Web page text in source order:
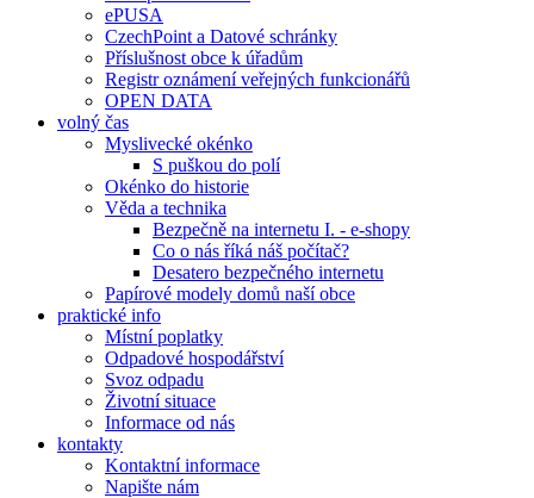
ePUSA
CzechPoint a Datové schránky
Příslušnost obce k úřadům
Registr oznámení veřejných funkcionářů
OPEN DATA
volný čas
Myslivecké okénko
S puškou do polí
Okénko do historie
Věda a technika
Bezpečně na internetu I. - e-shopy
Co o nás říká náš počítač?
Desatero bezpečného internetu
Papírové modely domů naší obce
praktické info
Místní poplatky
Odpadové hospodářství
Svoz odpadu
Životní situace
Informace od nás
kontakty
Kontaktní informace
Napište nám